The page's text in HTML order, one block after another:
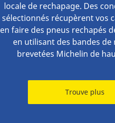
locale de rechapage. Des
sélectionnés récupèrent vos
en faire des pneus rechapés
en utilisant des bandes
brevetées Michelin de
Trouve plus